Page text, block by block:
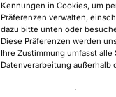
Kennungen in Cookies, um
Präferenzen verwalten,
dazu bitte unten oder
Diese Präferenzen werden
Ihre Zustimmung umfasst alle
Datenverarbeitung außerhalb